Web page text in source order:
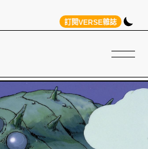
訂閱VERSE雜誌